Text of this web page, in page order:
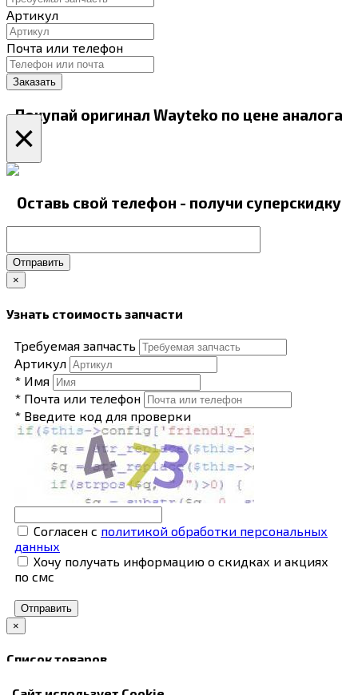
Артикул
Почта или телефон
Покупай оригинал Wayteko по цене аналога
×
Оставь свой телефон - получи суперскидку
Отправить
×
Узнать стоимость запчасти
Требуемая запчасть
Артикул
* Имя
* Почта или телефон
* Введите код для проверки
Согласен с политикой обработки персональных
данных
Хочу получать информацию о скидках и акциях
по смс
Отправить
×
Список товаров
Закрыть В корзину